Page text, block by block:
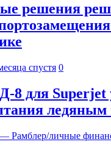
решения
спустя 0
8 для Superjet
ледяным
Рамблер/личные